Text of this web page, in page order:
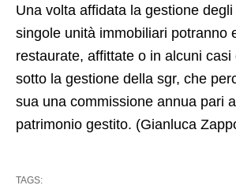
Una volta affidata la gestione
singole unità immobiliari potranno
restaurate, affittate o in alcuni casi
sotto la gestione della sgr, che
sua una commissione annua pari
patrimonio gestito. (Gianluca
TAGS: